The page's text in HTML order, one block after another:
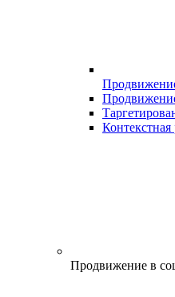
Продвижение в